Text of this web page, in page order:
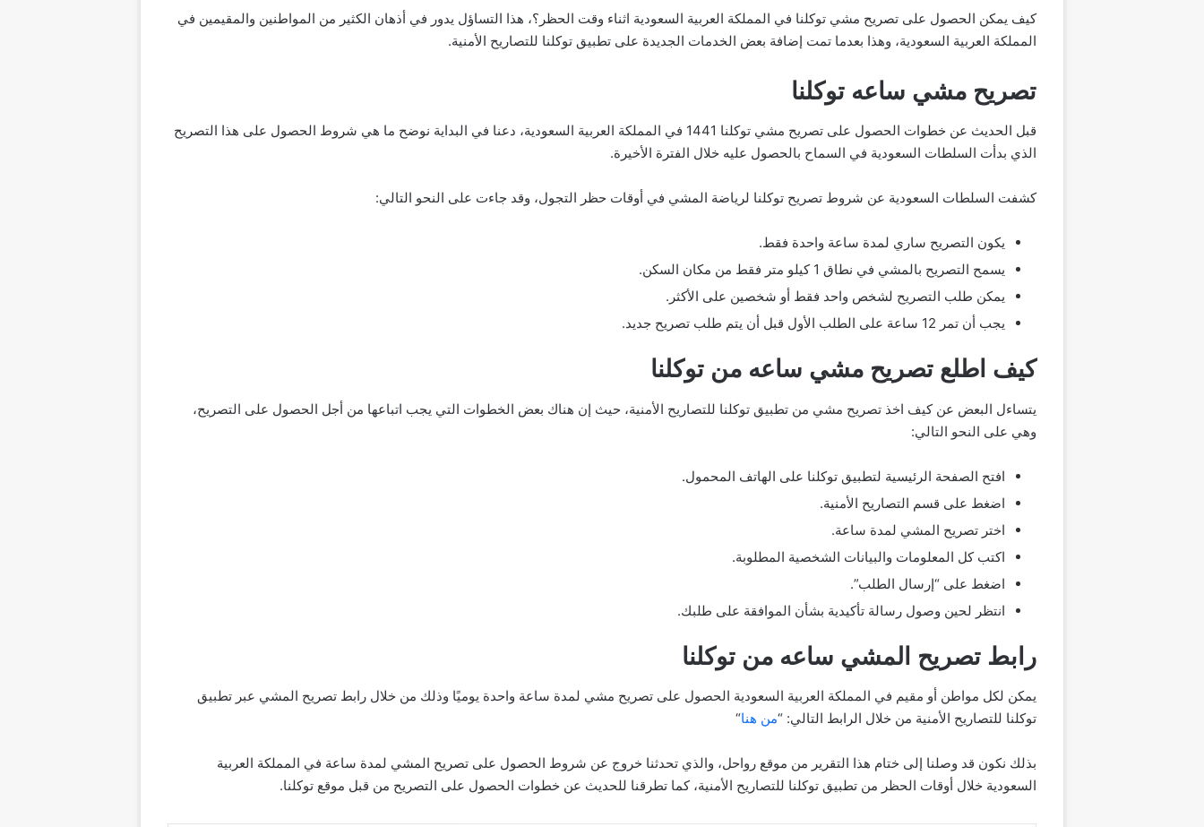
كيف يمكن الحصول على تصريح مشي توكلنا في المملكة العربية السعودية اثناء وقت الحظر؟، هذا التساؤل يدور في أذهان الكثير من المواطنين والمقيمين في
المملكة العربية السعودية، وهذا بعدما تمت إضافة بعض الخدمات الجديدة على تطبيق توكلنا للتصاريح الأمنية.
تصريح مشي ساعه توكلنا
قبل الحديث عن خطوات الحصول على تصريح مشي توكلنا 1441 في المملكة العربية السعودية، دعنا في البداية نوضح ما هي شروط الحصول على هذا التصريح
الذي بدأت السلطات السعودية في السماح بالحصول عليه خلال الفترة الأخيرة.
كشفت السلطات السعودية عن شروط تصريح توكلنا لرياضة المشي في أوقات حظر التجول، وقد جاءت على النحو التالي:
يكون التصريح ساري لمدة ساعة واحدة فقط.
يسمح التصريح بالمشي في نطاق 1 كيلو متر فقط من مكان السكن.
يمكن طلب التصريح لشخص واحد فقط أو شخصين على الأكثر.
يجب أن تمر 12 ساعة على الطلب الأول قبل أن يتم طلب تصريح جديد.
كيف اطلع تصريح مشي ساعه من توكلنا
يتساءل البعض عن كيف اخذ تصريح مشي من تطبيق توكلنا للتصاريح الأمنية، حيث إن هناك بعض الخطوات التي يجب اتباعها من أجل الحصول على التصريح،
وهي على النحو التالي:
افتح الصفحة الرئيسية لتطبيق توكلنا على الهاتف المحمول.
اضغط على قسم التصاريح الأمنية.
اختر تصريح المشي لمدة ساعة.
اكتب كل المعلومات والبيانات الشخصية المطلوبة.
اضغط على “إرسال الطلب”.
انتظر لحين وصول رسالة تأكيدية بشأن الموافقة على طلبك.
رابط تصريح المشي ساعه من توكلنا
يمكن لكل مواطن أو مقيم في المملكة العربية السعودية الحصول على تصريح مشي لمدة ساعة واحدة يوميًا وذلك من خلال رابط تصريح المشي عبر تطبيق
توكلنا للتصاريح الأمنية من خلال الرابط التالي: “من هنا“
بذلك نكون قد وصلنا إلى ختام هذا التقرير من موقع رواحل، والذي تحدثنا خروج عن شروط الحصول على تصريح المشي لمدة ساعة في المملكة العربية
السعودية خلال أوقات الحظر من تطبيق توكلنا للتصاريح الأمنية، كما تطرقنا للحديث عن خطوات الحصول على التصريح من قبل موقع توكلنا.